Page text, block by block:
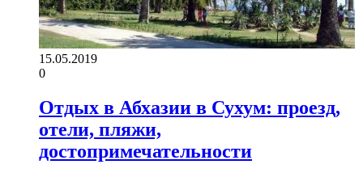
15.05.2019
0
Отдых в Абхазии в Сухум: проезд,
отели, пляжи,
достопримечательности